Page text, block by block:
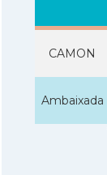
CAMON
Ambaixada